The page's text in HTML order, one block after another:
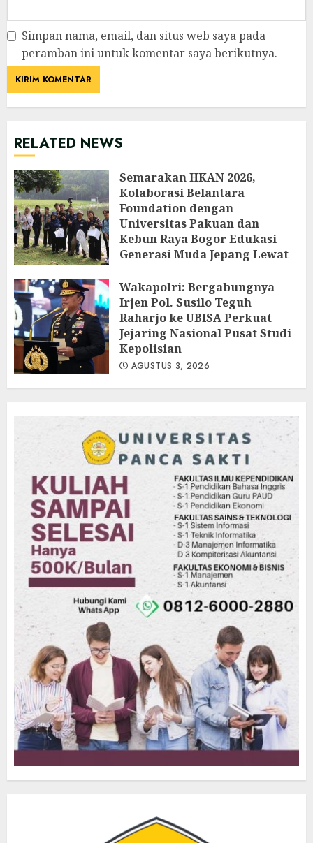
Simpan nama, email, dan situs web saya pada
peramban ini untuk komentar saya berikutnya.
RELATED NEWS
Semarakan HKAN 2026,
Kolaborasi Belantara
Foundation dengan
Universitas Pakuan dan
Kebun Raya Bogor Edukasi
Generasi Muda Jepang Lewat
Kebun Raya Bogor
AGUSTUS 3, 2026
Wakapolri: Bergabungnya
Irjen Pol. Susilo Teguh
Raharjo ke UBISA Perkuat
Jejaring Nasional Pusat Studi
Kepolisian
AGUSTUS 3, 2026